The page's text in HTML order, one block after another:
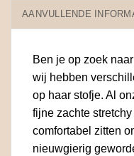
AANVULLENDE
Ben je op zoek
wij hebben
op haar stofje. Al
fijne zachte
comfortabel zitten
nieuwgierig